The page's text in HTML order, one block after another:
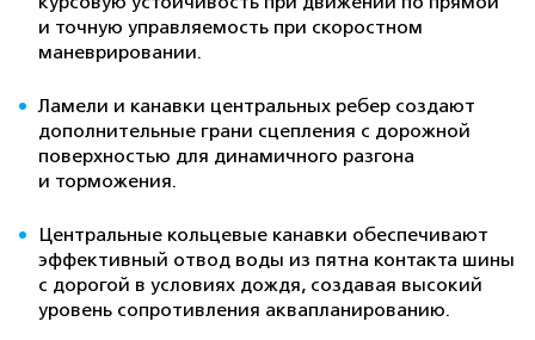
и точную управляемость при скоростном
маневрировании.
Ламели и канавки центральных ребер создают
дополнительные грани сцепления с дорожной
поверхностью для динамичного разгона
и торможения.
Центральные кольцевые канавки обеспечивают
эффективный отвод воды из пятна контакта шины
с дорогой в условиях дождя, создавая высокий
уровень сопротивления аквапланированию.